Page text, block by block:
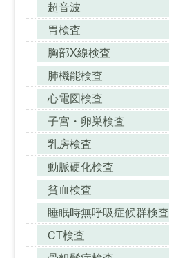
超音波
胃検査
胸部X線検査
肺機能検査
心電図検査
子宮・卵巣検査
乳房検査
動脈硬化検査
貧血検査
睡眠時無呼吸症候群検査
CT検査